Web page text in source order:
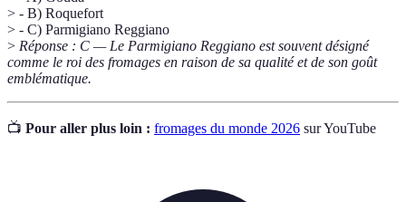
> - B) Roquefort
> - C) Parmigiano Reggiano
> Réponse : C — Le Parmigiano Reggiano est souvent désigné
comme le roi des fromages en raison de sa qualité et de son goût
emblématique.
📺 Pour aller plus loin : fromages du monde 2026 sur YouTube